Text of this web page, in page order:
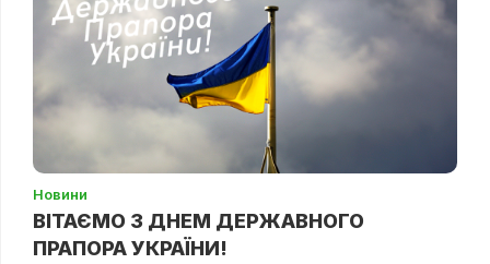
Новини
ВІТАЄМО З ДНЕМ ДЕРЖАВНОГО
ПРАПОРА УКРАЇНИ!